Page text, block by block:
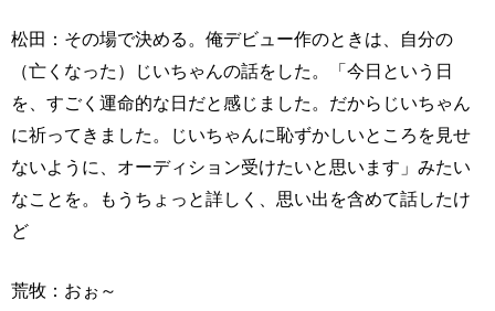
松田：その場で決める。俺デビュー作のときは、自分の
（亡くなった）じいちゃんの話をした。「今日という日
を、すごく運命的な日だと感じました。だからじいちゃん
に祈ってきました。じいちゃんに恥ずかしいところを見せ
ないように、オーディション受けたいと思います」みたい
なことを。もうちょっと詳しく、思い出を含めて話したけ
ど
荒牧：おぉ～